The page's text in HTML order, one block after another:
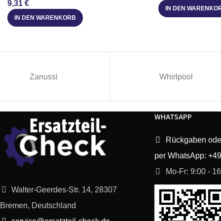
Juno 94406462801
Progress 94406467601
Privileg 94000216501
94000216401
94000216601
9,31 €
IN DEN WARENKORB
IN DEN
Zanussi Whirlpool
Walter-Geerdes-Str. 14, 28307
Bremen, Deutschland
WHATSAPP
Rückgaben
per WhatsApp:
Mo-Fr: 9:00 -